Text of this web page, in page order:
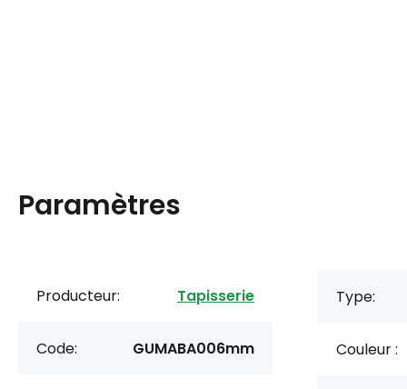
Paramètres
Producteur: Tapisserie
Code: GUMABA006mm
Type:
Couleur :